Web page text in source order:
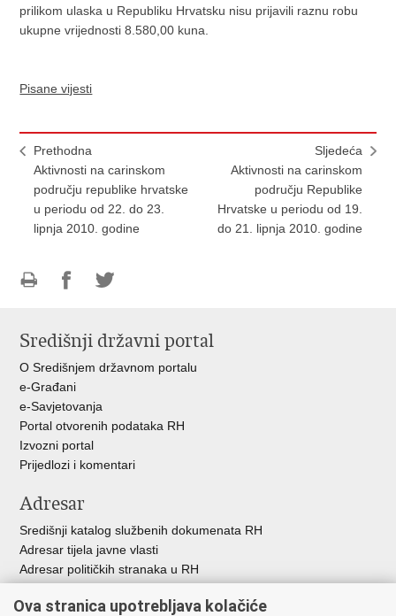
prilikom ulaska u Republiku Hrvatsku nisu prijavili raznu robu
ukupne vrijednosti 8.580,00 kuna.
Pisane vijesti
Prethodna
Aktivnosti na carinskom
području republike hrvatske
u periodu od 22. do 23.
lipnja 2010. godine
Sljedeća
Aktivnosti na carinskom
području Republike
Hrvatske u periodu od 19.
do 21. lipnja 2010. godine
FacebookuTwitteru
Središnji državni portal
O Središnjem državnom portalu
e-Građani
e-Savjetovanja
Portal otvorenih podataka RH
Izvozni portal
Prijedlozi i komentari
Adresar
Središnji katalog službenih dokumenata RH
Adresar tijela javne vlasti
Adresar političkih stranaka u RH
Besplatni telefoni javne uprave
Ova stranica upotrebljava kolačiće